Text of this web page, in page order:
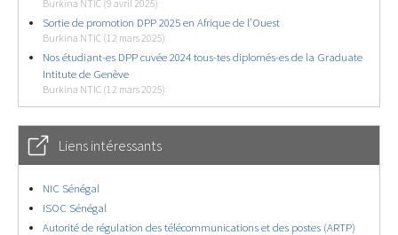
Burkina NTIC (9 avril 2025)
Sortie de promotion DPP 2025 en Afrique de l’Ouest
Burkina NTIC (12 mars 2025)
Nos étudiant-es DPP cuvée 2024 tous-tes diplomés-es de la Graduate
Intitute de Genève
Burkina NTIC (12 mars 2025)
Liens intéressants
NIC Sénégal
ISOC Sénégal
Autorité de régulation des télécommunications et des postes (ARTP)